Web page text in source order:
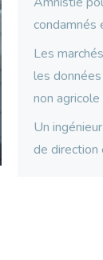
condamnés
Les
les
non
Un
de direction